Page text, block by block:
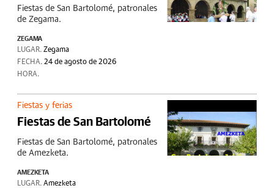
Fiestas de San Bartolomé, patronales
de Zegama.
ZEGAMA
LUGAR. Zegama
FECHA. 24 de agosto de 2026
HORA.
Fiestas y ferias
Fiestas de San Bartolomé
Fiestas de San Bartolomé, patronales
de Amezketa.
AMEZKETA
LUGAR. Amezketa